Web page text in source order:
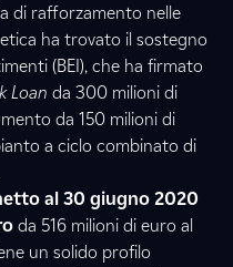
di rafforzamento nelle
ha trovato il sostegno
(BEI), che ha firmato
Loan da 300 milioni di
da 150 milioni di
a ciclo combinato di
al 30 giugno 2020
da 516 milioni di euro al
un solido profilo